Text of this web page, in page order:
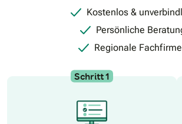
Kostenlos &
Persönliche
Regionale
Schritt 1